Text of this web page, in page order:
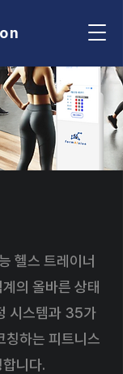
헬스 트레이너
의 올바른 상태
시스템과 35가
칭하는 피트니스
니다.